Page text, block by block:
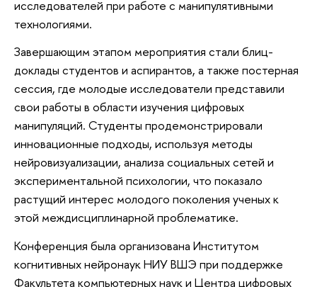
исследователей при работе с манипулятивными
технологиями.
Завершающим этапом мероприятия стали блиц-
доклады студентов и аспирантов, а также постерная
сессия, где молодые исследователи представили
свои работы в области изучения цифровых
манипуляций. Студенты продемонстрировали
инновационные подходы, используя методы
нейровизуализации, анализа социальных сетей и
экспериментальной психологии, что показало
растущий интерес молодого поколения ученых к
этой междисциплинарной проблематике.
Конференция была организована Институтом
когнитивных нейронаук НИУ ВШЭ при поддержке
Факультета компьютерных наук и Центра цифровых